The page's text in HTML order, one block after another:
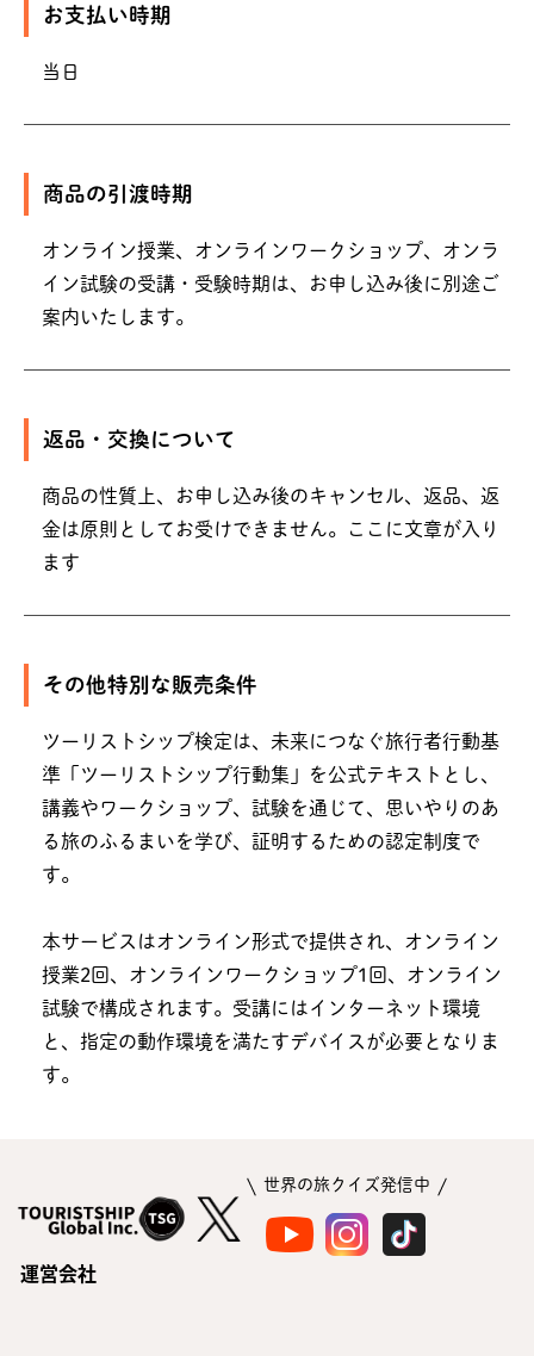
お支払い時期
当日
商品の引渡時期
オンライン授業、オンラインワークショップ、オンラ
イン試験の受講・受験時期は、お申し込み後に別途ご
案内いたします。
返品・交換について
商品の性質上、お申し込み後のキャンセル、返品、返
金は原則としてお受けできません。ここに文章が入り
ます
その他特別な販売条件
ツーリストシップ検定は、未来につなぐ旅行者行動基
準「ツーリストシップ行動集」を公式テキストとし、
講義やワークショップ、試験を通じて、思いやりのあ
る旅のふるまいを学び、証明するための認定制度で
す。
本サービスはオンライン形式で提供され、オンライン
授業2回、オンラインワークショップ1回、オンライン
試験で構成されます。受講にはインターネット環境
と、指定の動作環境を満たすデバイスが必要となりま
す。
世界の旅クイズ発信中
運営会社